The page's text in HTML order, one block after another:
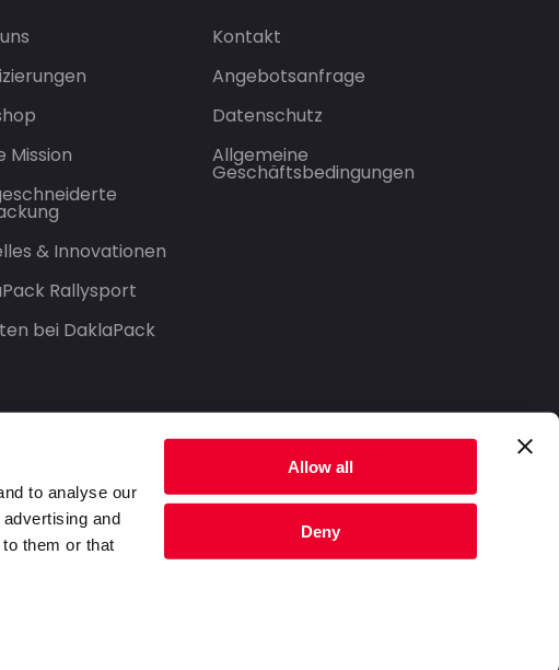
to analyse our
and
them or that
Allow all
Deny
Mission
& Innovationen
Rallysport
bei DaklaPack
Kontakt
Angebotsanfrage
Datenschutz
Allgemeine
Geschäftsbedingungen